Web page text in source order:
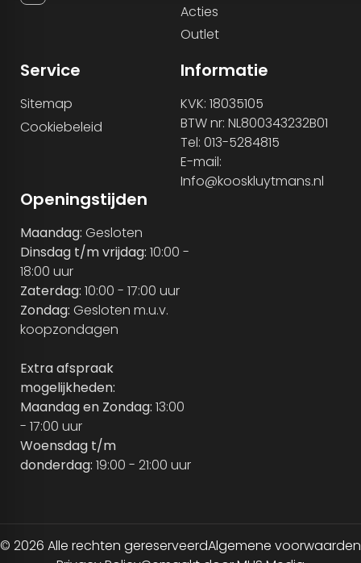
Acties
Outlet
Service
Sitemap
Cookiebeleid
Informatie
KVK: 18035105
BTW nr: NL800343232B01
Tel: 013-5284815
E-mail:
Info@kooskluytmans.nl
Openingstijden
Maandag: Gesloten
Dinsdag t/m vrijdag: 10:00 -
18:00 uur
Zaterdag: 10:00 - 17:00 uur
Zondag: Gesloten m.u.v.
koopzondagen
Extra afspraak
mogelijkheden:
Maandag en Zondag: 13:00
- 17:00 uur
Woensdag t/m
donderdag: 19:00 - 21:00 uur
© 2026 Alle rechten gereserveerdAlgemene voorwaarden